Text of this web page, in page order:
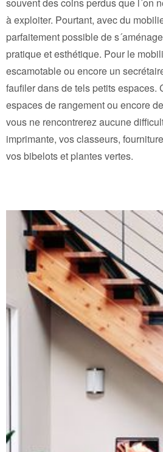
souvent des coins perdus que l´on
à exploiter. Pourtant, avec du
parfaitement possible de
pratique et esthétique. Pour le
escamotable ou encore un
faufiler dans de tels petits espaces.
espaces de rangement ou encore
vous ne rencontrerez aucune
imprimante, vos classeurs,
vos bibelots et plantes vertes.